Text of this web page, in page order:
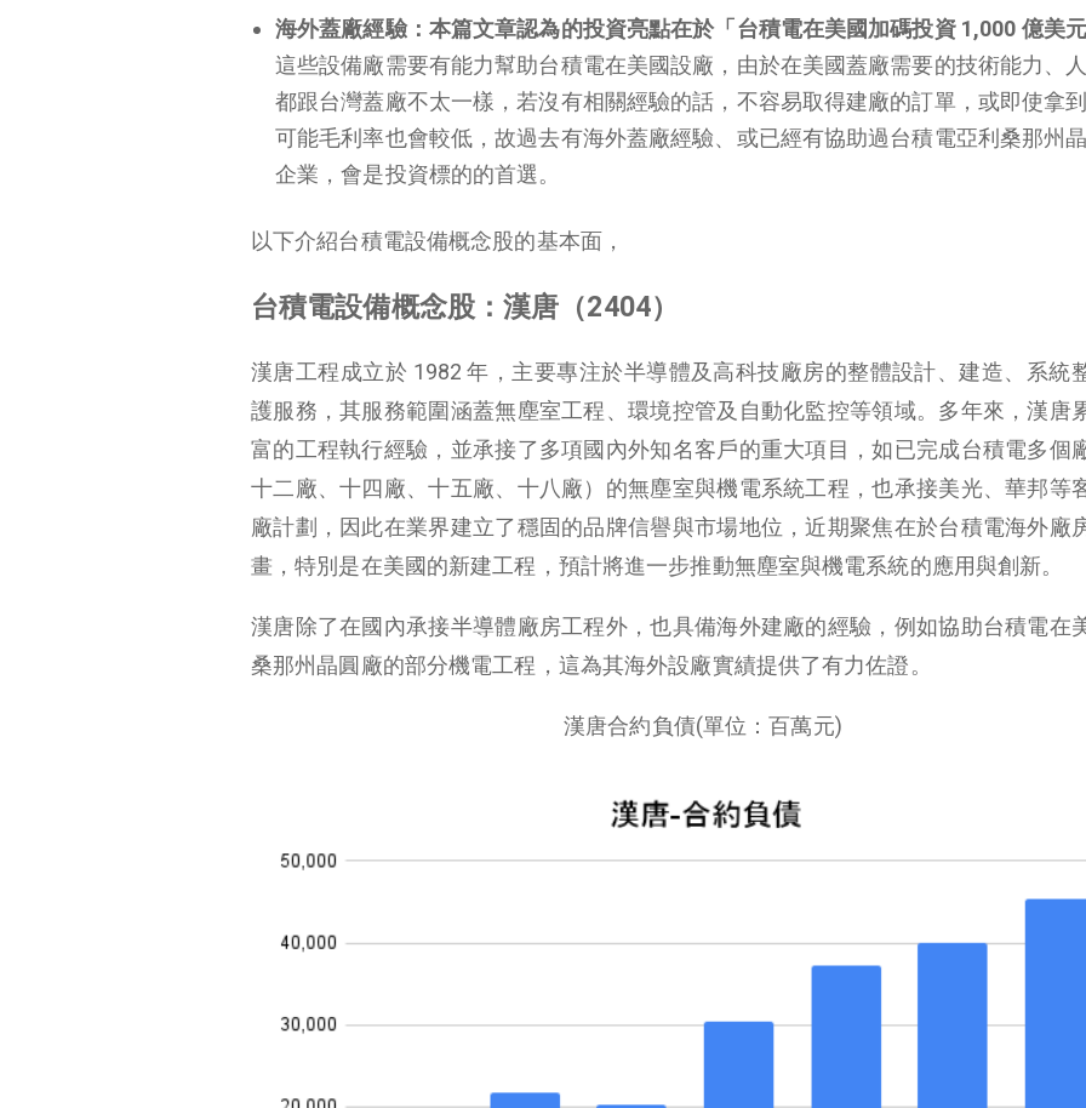
海外蓋廠經驗：本篇文章認為的投資亮點在於「台積電在美國加碼投資 1,000 億美
這些設備廠需要有能力幫助台積電在美國設廠，由於在美國蓋廠需要的技術能力、
都跟台灣蓋廠不太一樣，若沒有相關經驗的話，不容易取得建廠的訂單，或即使拿
可能毛利率也會較低，故過去有海外蓋廠經驗、或已經有協助過台積電亞利桑那州
企業，會是投資標的的首選。
以下介紹台積電設備概念股的基本面，
台積電設備概念股：漢唐（2404）
漢唐工程成立於 1982 年，主要專注於半導體及高科技廠房的整體設計、建造、系統
護服務，其服務範圍涵蓋無塵室工程、環境控管及自動化監控等領域。多年來，漢唐
富的工程執行經驗，並承接了多項國內外知名客戶的重大項目，如已完成台積電多個
十二廠、十四廠、十五廠、十八廠）的無塵室與機電系統工程，也承接美光、華邦等
廠計劃，因此在業界建立了穩固的品牌信譽與市場地位，近期聚焦在於台積電海外廠
畫，特別是在美國的新建工程，預計將進一步推動無塵室與機電系統的應用與創新。
漢唐除了在國內承接半導體廠房工程外，也具備海外建廠的經驗，例如協助台積電在
桑那州晶圓廠的部分機電工程，這為其海外設廠實績提供了有力佐證。
漢唐合約負債(單位：百萬元)